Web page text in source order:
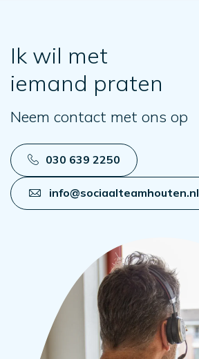
Ik wil met
iemand praten
Neem contact met ons op
030 639 2250
info@sociaalteamhouten.nl